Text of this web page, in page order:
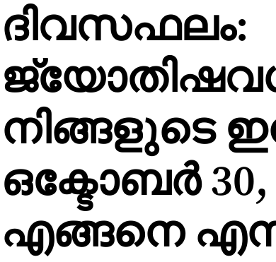
ദിവസഫലം:
നിങ്ങളുടെ
ഒക്ടോബർ
എങ്ങനെ